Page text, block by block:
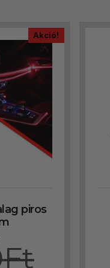
Akció!
piros
Ft